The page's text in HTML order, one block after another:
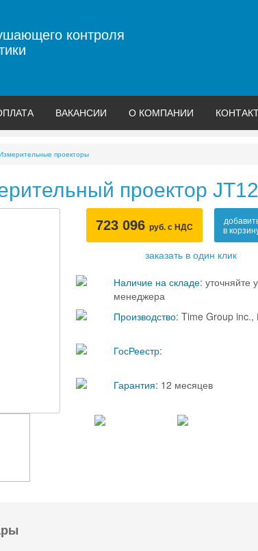
контроля
ВАКАНСИИ О КОМПАНИИ
проекторы
проектор
723 096 руб. с НДС
в
заказать в один клик
Наличие на складе: уточняйте у
менеджера
Производство: Time Group
ГосРеестр:
Гарантия: 12 месяцев